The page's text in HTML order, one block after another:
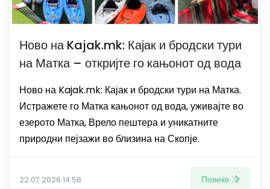
Ново на Kajak.mk: Кајак и бродски тури
на Матка – откријте го кањонот од вода
Ново на Kajak.mk: Кајак и бродски тури на Матка.
Истражете го Матка кањонот од вода, уживајте во
езерото Матка, Врело пештера и уникатните
природни пејзажи во близина на Скопје.
22.07.2026 14:58 Повеќе